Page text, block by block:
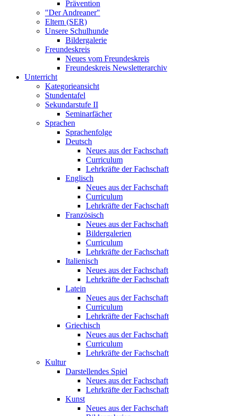
Prävention
"Der Andreaner"
Eltern (SER)
Unsere Schulhunde
Bildergalerie
Freundeskreis
Neues vom Freundeskreis
Freundeskreis Newsletterarchiv
Unterricht
Kategorieansicht
Stundentafel
Sekundarstufe II
Seminarfächer
Sprachen
Sprachenfolge
Deutsch
Neues aus der Fachschaft
Curriculum
Lehrkräfte der Fachschaft
Englisch
Neues aus der Fachschaft
Curriculum
Lehrkräfte der Fachschaft
Französisch
Neues aus der Fachschaft
Bildergalerien
Curriculum
Lehrkräfte der Fachschaft
Italienisch
Neues aus der Fachschaft
Lehrkräfte der Fachschaft
Latein
Neues aus der Fachschaft
Curriculum
Lehrkräfte der Fachschaft
Griechisch
Neues aus der Fachschaft
Curriculum
Lehrkräfte der Fachschaft
Kultur
Darstellendes Spiel
Neues aus der Fachschaft
Lehrkräfte der Fachschaft
Kunst
Neues aus der Fachschaft